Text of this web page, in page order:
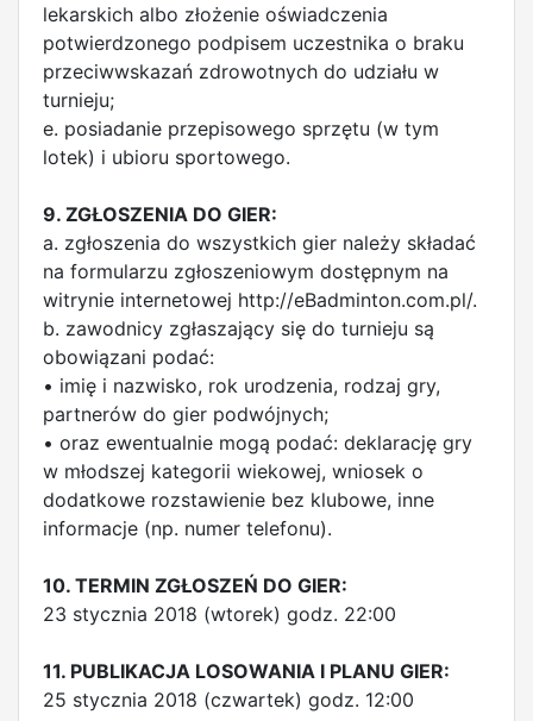
lekarskich albo złożenie oświadczenia
potwierdzonego podpisem uczestnika o braku
przeciwwskazań zdrowotnych do udziału w
turnieju;
e. posiadanie przepisowego sprzętu (w tym
lotek) i ubioru sportowego.
9. ZGŁOSZENIA DO GIER:
a. zgłoszenia do wszystkich gier należy składać
na formularzu zgłoszeniowym dostępnym na
witrynie internetowej http://eBadminton.com.pl/.
b. zawodnicy zgłaszający się do turnieju są
obowiązani podać:
• imię i nazwisko, rok urodzenia, rodzaj gry,
partnerów do gier podwójnych;
• oraz ewentualnie mogą podać: deklarację gry
w młodszej kategorii wiekowej, wniosek o
dodatkowe rozstawienie bez klubowe, inne
informacje (np. numer telefonu).
10. TERMIN ZGŁOSZEŃ DO GIER:
23 stycznia 2018 (wtorek) godz. 22:00
11. PUBLIKACJA LOSOWANIA I PLANU GIER:
25 stycznia 2018 (czwartek) godz. 12:00